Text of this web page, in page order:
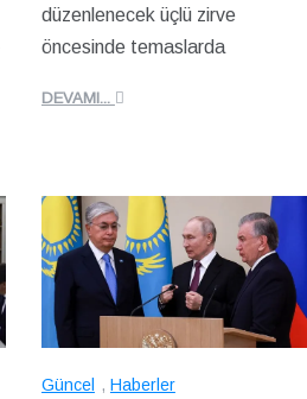
düzenlenecek üçlü zirve
öncesinde temaslarda
DEVAMI...
Güncel , Haberler